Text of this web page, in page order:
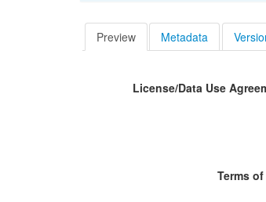
Preview Metadata
License/Data Use
Terms